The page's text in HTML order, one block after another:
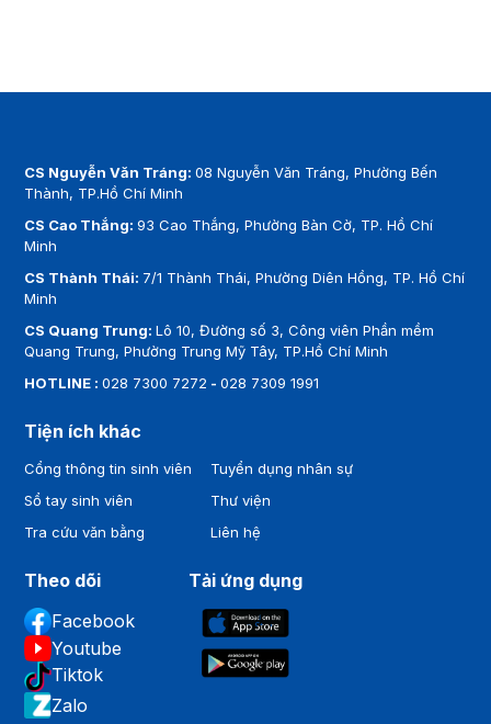
CS Nguyễn Văn Tráng:08 Nguyễn Văn Tráng, Phường Bến
Thành, TP.Hồ Chí Minh
CS Cao Thắng:93 Cao Thắng, Phường Bàn Cờ, TP. Hồ Chí
Minh
CS Thành Thái: 7/1 Thành Thái, Phường Diên Hồng, TP. Hồ Chí
Minh
CS Quang Trung:Lô 10, Đường số 3, Công viên Phần mềm
Quang Trung, Phường Trung Mỹ Tây, TP.Hồ Chí Minh
HOTLINE :028 7300 7272 -028 7309 1991
Tiện ích khác
Cổng thông tin sinh viên
Sổ tay sinh viên
Tra cứu văn bằng
Tuyển dụng nhân sự
Thư viện
Liên hệ
Theo dõi
Facebook
Youtube
Tiktok
Zalo
Tải ứng dụng